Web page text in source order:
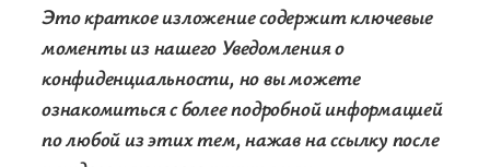
Это краткое изложение содержит ключевые
моменты из нашего Уведомления о
конфиденциальности, но вы можете
ознакомиться с более подробной информацией
по любой из этих тем, нажав на ссылку после